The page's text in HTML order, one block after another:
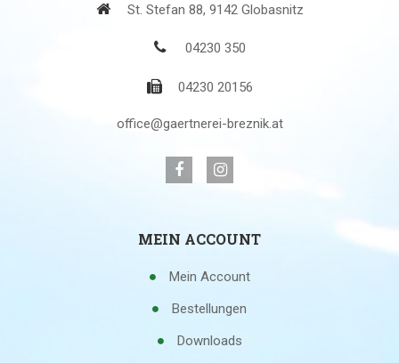
St. Stefan 88, 9142 Globasnitz
04230 350
04230 20156
office@gaertnerei-breznik.at
MEIN ACCOUNT
Mein Account
Bestellungen
Downloads